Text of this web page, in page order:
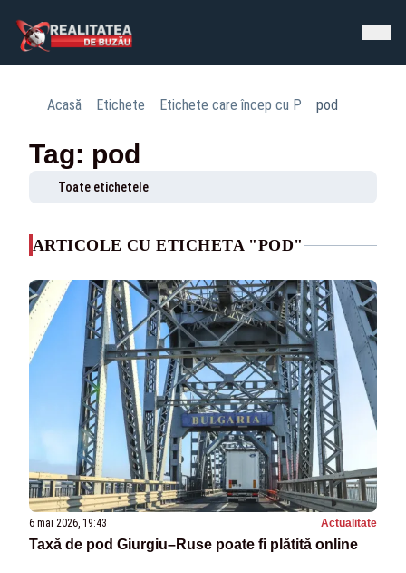
Acasă Etichete Etichete care încep cu P pod
Tag: pod
Toate etichetele
ARTICOLE CU ETICHETA "POD"
6 mai 2026, 19:43 Actualitate
Taxă de pod Giurgiu–Ruse poate fi plătită online